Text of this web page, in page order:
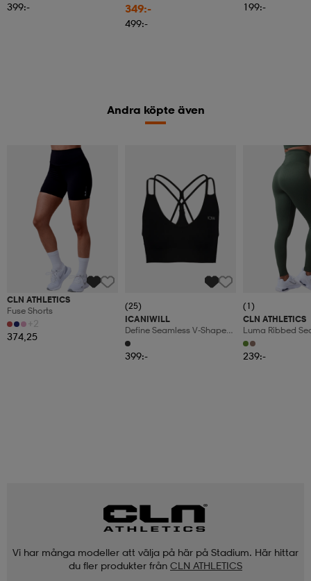
399:- 349:-
499:-
199:-
Andra köpte även
CLN ATHLETICS
Fuse Shorts
+2
374,25
(25)
ICANIWILL
Define Seamless V-Shape
Sports Bra W
399:-
(1)
CLN ATHLETICS
Luma Ribbed
Tights
239:-
Vi har många modeller att välja på här på Stadium. Här hittar
du fler produkter från CLN ATHLETICS